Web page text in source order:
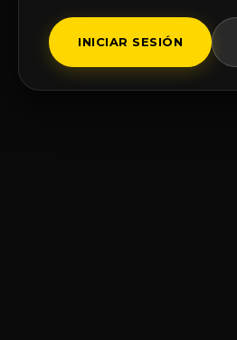
INICIAR SESIÓN